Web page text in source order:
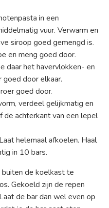
in een
vuur. Verwarm en
siroop goed gemengd is.
en meng goed door.
daar het havervlokken- en
door elkaar.
goed door.
verdeel gelijkmatig en
de achterkant van een lepel
helemaal afkoelen. Haal
in 10 bars.
de koelkast te
Gekoeld zijn de repen
de bar dan wel even op